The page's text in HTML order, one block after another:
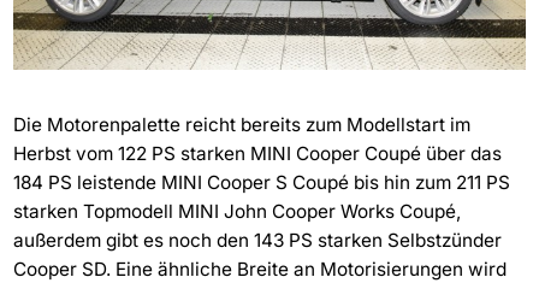
Die Motorenpalette reicht bereits zum Modellstart im
Herbst vom 122 PS starken MINI Cooper Coupé über das
184 PS leistende MINI Cooper S Coupé bis hin zum 211 PS
starken Topmodell MINI John Cooper Works Coupé,
außerdem gibt es noch den 143 PS starken Selbstzünder
Cooper SD. Eine ähnliche Breite an Motorisierungen wird